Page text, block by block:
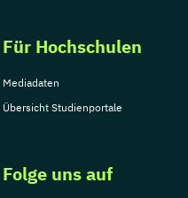
Für Hochschulen
Mediadaten
Übersicht Studienportale
Folge uns auf